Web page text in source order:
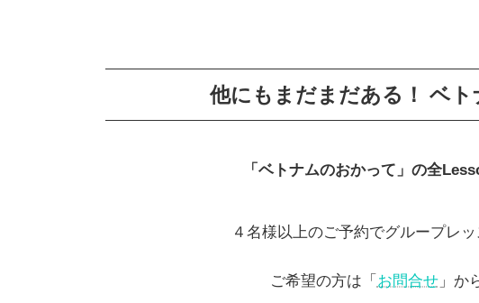
他にもまだまだある！ ベト
「ベトナムのおかって」の全
４名様以上のご予約でグループレ
ご希望の方は「 お問合せ」か